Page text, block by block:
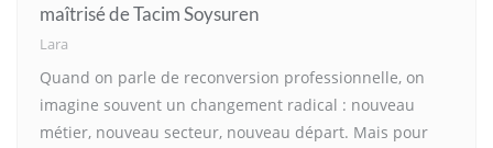
maîtrisé de Tacim Soysuren
Lara
Quand on parle de reconversion professionnelle, on
imagine souvent un changement radical : nouveau
métier, nouveau secteur, nouveau départ. Mais pour